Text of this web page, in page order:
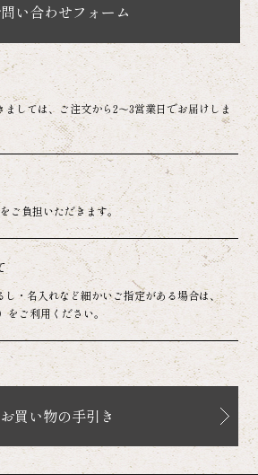
い合わせフォーム
しては、ご注文から2～3営業日でお届けしま
ご負担いただきます。
し・名入れなど細かいご指定がある場合は、
をご利用ください。
お買い物の手引き